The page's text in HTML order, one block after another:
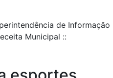
de Informação
Municipal ::